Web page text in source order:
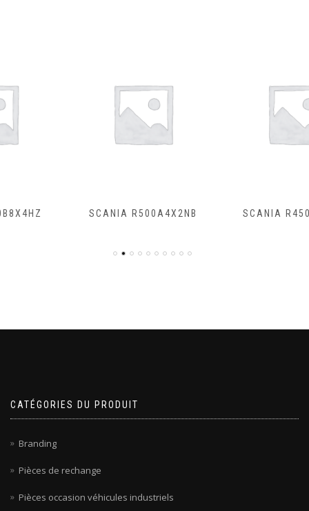
SCANIA R500A4X2NB SCANIA R450A4X2NA
CATÉGORIES DU PRODUIT
Branding
Pièces de rechange
Pièces occasion véhicules industriels